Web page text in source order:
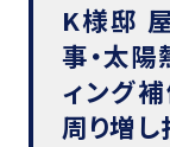
K様邸
事・太
ィング
周り増